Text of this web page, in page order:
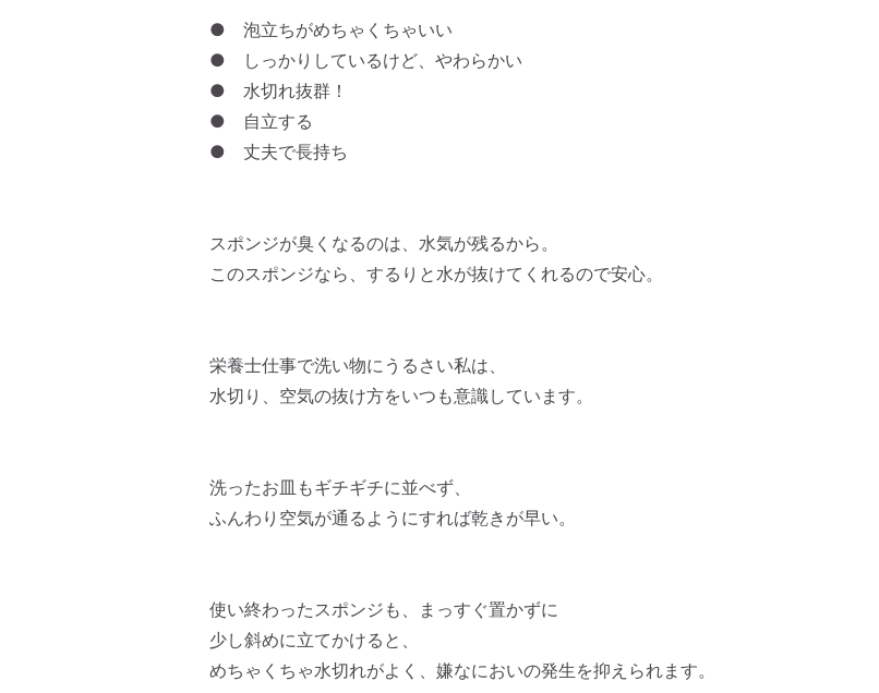
● 泡立ちがめちゃくちゃいい
● しっかりしているけど、やわらかい
● 水切れ抜群！
● 自立する
● 丈夫で長持ち
スポンジが臭くなるのは、水気が残るから。
このスポンジなら、するりと水が抜けてくれるので安心。
栄養士仕事で洗い物にうるさい私は、
水切り、空気の抜け方をいつも意識しています。
洗ったお皿もギチギチに並べず、
ふんわり空気が通るようにすれば乾きが早い。
使い終わったスポンジも、まっすぐ置かずに
少し斜めに立てかけると、
めちゃくちゃ水切れがよく、嫌なにおいの発生を抑えられます。